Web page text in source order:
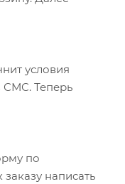
условия
СМС. Теперь
по
написать